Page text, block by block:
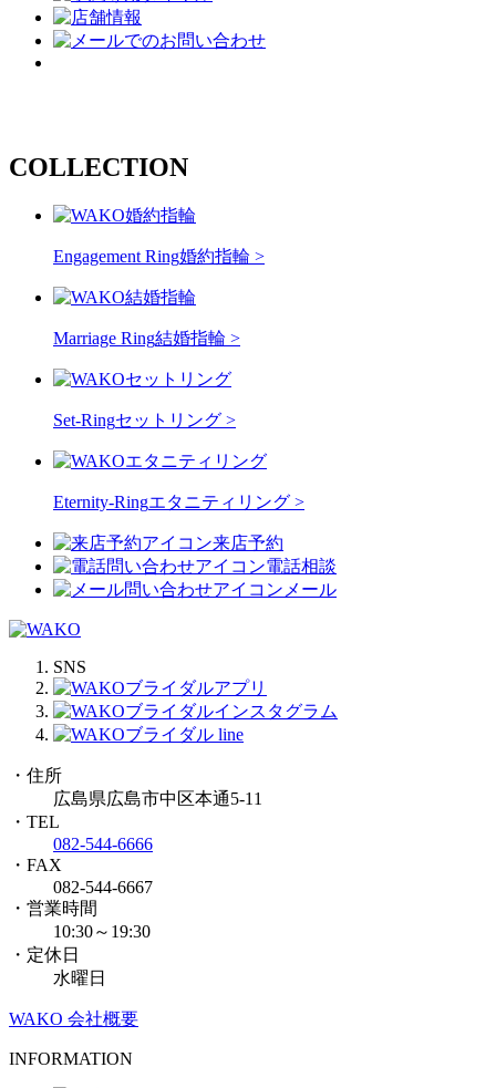
COLLECTION
Engagement Ring婚約指輪 >
Marriage Ring結婚指輪 >
Set-Ringセットリング >
Eternity-Ringエタニティリング >
来店予約
電話相談
メール
SNS
・住所
広島県広島市中区本通5-11
・TEL
082-544-6666
・FAX
082-544-6667
・営業時間
10:30～19:30
・定休日
水曜日
WAKO 会社概要
INFORMATION